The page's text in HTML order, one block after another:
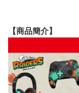
【商品簡介】